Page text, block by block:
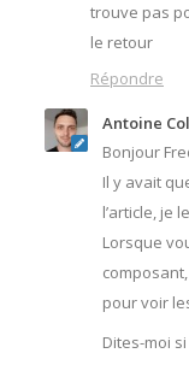
trouve pas
le retour
Répondre
Antoine
Bonjour
Il y avait
l’article, je
Lorsque
pour voir
Dites-moi